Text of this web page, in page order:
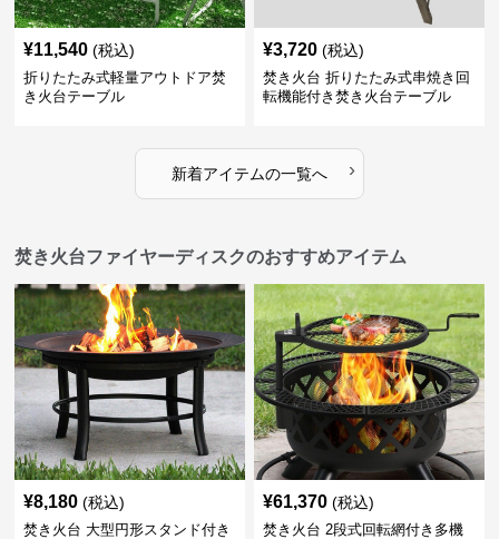
¥11,540 (税込)
折りたたみ式軽量アウトドア焚
き火台テーブル
¥3,720 (税込)
焚き火台 折りたたみ式串焼き回
転機能付き焚き火台テーブル
新着アイテムの一覧へ ›
焚き火台ファイヤーディスクのおすすめアイテム
¥8,180 (税込)
焚き火台 大型円形スタンド付き
¥61,370 (税込)
焚き火台 2段式回転網付き多機